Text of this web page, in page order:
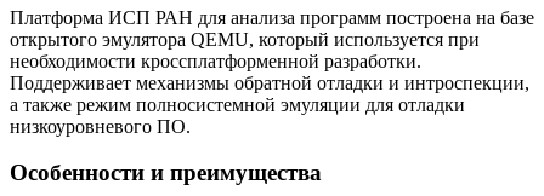
Платформа ИСП РАН для анализа программ построена на базе
открытого эмулятора QEMU, который используется при
необходимости кроссплатформенной разработки.
Поддерживает механизмы обратной отладки и интроспекции,
а также режим полносистемной эмуляции для отладки
низкоуровневого ПО.
Особенности и преимущества